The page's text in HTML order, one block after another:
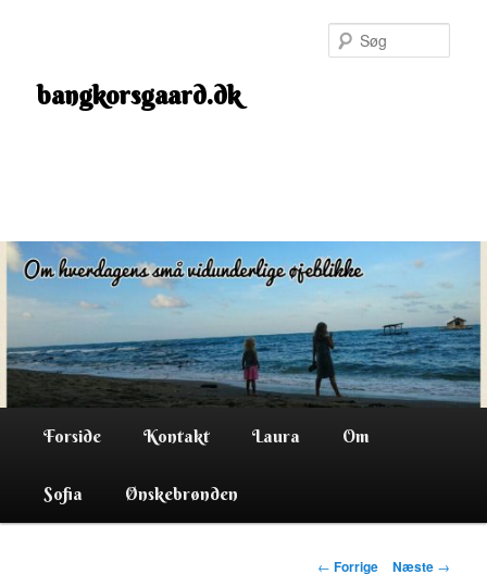
indholdbangkorsgaard.dk
Forside Kontakt Laura Om
Sofia Ønskebrønden
Indlægsnavigation
← Forrige Næste →